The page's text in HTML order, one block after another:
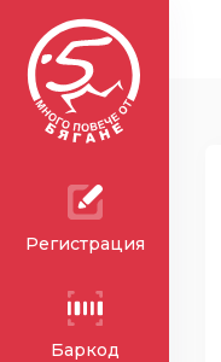
Регистрация
Баркод